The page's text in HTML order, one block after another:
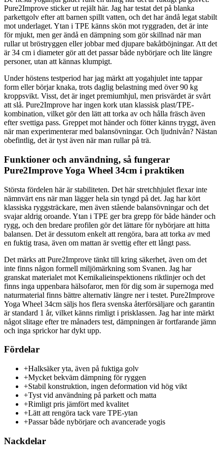
Pure2Improve sticker ut rejält här. Jag har testat det på blanka
parkettgolv efter att barnen spillt vatten, och det har ändå legat stabilt
mot underlaget. Ytan i TPE känns skön mot ryggraden, det är inte
för mjukt, men ger ändå en dämpning som gör skillnad när man
rullar ut bröstryggen eller jobbar med djupare bakåtböjningar. Att det
är 34 cm i diameter gör att det passar både nybörjare och lite längre
personer, utan att kännas klumpigt.
Under höstens testperiod har jag märkt att yogahjulet inte tappar
form eller börjar knaka, trots daglig belastning med över 90 kg
kroppsvikt. Visst, det är inget premiumhjul, men prisvärdet är svårt
att slå. Pure2Improve har ingen kork utan klassisk plast/TPE-
kombination, vilket gör den lätt att torka av och hålla fräsch även
efter svettiga pass. Greppet mot händer och fötter känns tryggt, även
när man experimenterar med balansövningar. Och ljudnivån? Nästan
obefintlig, det är tyst även när man rullar på trä.
Funktioner och användning, så fungerar
Pure2Improve Yoga Wheel 34cm i praktiken
Största fördelen här är stabiliteten. Det här stretchhjulet flexar inte
nämnvärt ens när man lägger hela sin tyngd på det. Jag har kört
klassiska ryggsträckare, men även stående balansövningar och det
svajar aldrig oroande. Ytan i TPE ger bra grepp för både händer och
rygg, och den bredare profilen gör det lättare för nybörjare att hitta
balansen. Det är dessutom enkelt att rengöra, bara att torka av med
en fuktig trasa, även om mattan är svettig efter ett långt pass.
Det märks att Pure2Improve tänkt till kring säkerhet, även om det
inte finns någon formell miljömärkning som Svanen. Jag har
granskat materialet mot Kemikalieinspektionens riktlinjer och det
finns inga uppenbara hälsofaror, men för dig som är supernoga med
naturmaterial finns bättre alternativ längre ner i testet. Pure2Improve
Yoga Wheel 34cm säljs hos flera svenska återförsäljare och garantin
är standard 1 år, vilket känns rimligt i prisklassen. Jag har inte märkt
något slitage efter tre månaders test, dämpningen är fortfarande jämn
och inga sprickor har dykt upp.
Fördelar
+Halksäker yta, även på fuktiga golv
+Mycket bekväm dämpning för ryggen
+Stabil konstruktion, ingen deformation vid hög vikt
+Tyst vid användning på parkett och matta
+Rimligt pris jämfört med kvalitet
+Lätt att rengöra tack vare TPE-ytan
+Passar både nybörjare och avancerade yogis
Nackdelar